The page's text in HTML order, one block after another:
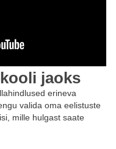
jaoks
erineva
valida oma eelistuste
mille hulgast saate